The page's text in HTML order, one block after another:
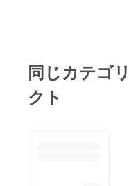
同じカテゴ
クト